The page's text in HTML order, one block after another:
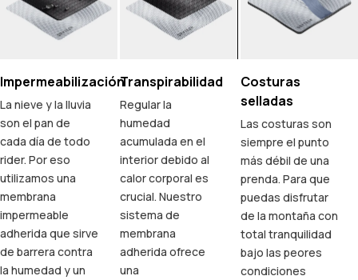
Impermeabilización
La nieve y la lluvia
son el pan de
cada día de todo
rider. Por eso
utilizamos una
membrana
impermeable
adherida que sirve
de barrera contra
la humedad y un
Transpirabilidad
Regular la
humedad
acumulada en el
interior debido al
calor corporal es
crucial. Nuestro
sistema de
membrana
adherida ofrece
una
Costuras
selladas
Las costuras son
siempre el punto
más débil de una
prenda. Para que
puedas disfrutar
de la montaña con
total tranquilidad
bajo las peores
condiciones